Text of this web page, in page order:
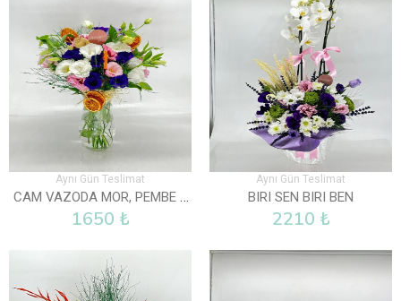
Aynı Gün Teslimat
CAM VAZODA MOR, PEMBE VE BEYAZ LISYANTUS
1650 ₺
Aynı Gün Teslimat
BIRI SEN BIRI BEN
2210 ₺